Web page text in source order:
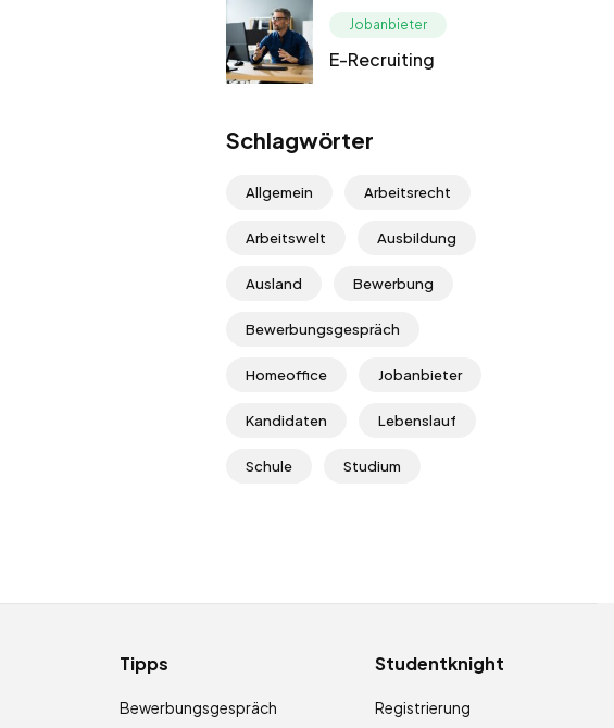
Jobanbieter
E-Recruiting
Schlagwörter
Allgemein Arbeitsrecht
Arbeitswelt Ausbildung
Ausland Bewerbung
Bewerbungsgespräch
Homeoffice Jobanbieter
Kandidaten Lebenslauf
Schule Studium
Tipps
Bewerbungsgespräch
Studentknight
Registrierung